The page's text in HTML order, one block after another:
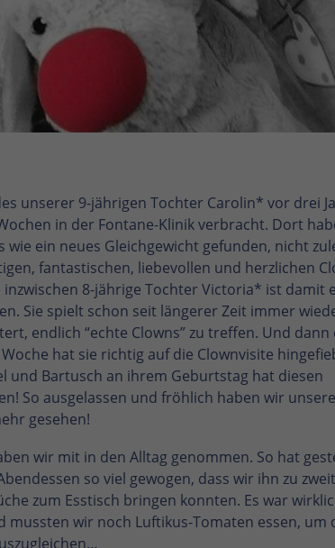
unserer 9-jährigen Tochter Carolin* vor drei
in der Fontane-Klinik verbracht. Dort
wie ein neues Gleichgewicht gefunden, nicht
fantastischen, liebevollen und herzlichen
8-jährige Tochter Victoria* ist damit
Sie spielt schon seit längerer Zeit immer
endlich “echte Clowns” zu treffen. Und
hat sie richtig auf die Clownvisite
und Bartusch an ihrem Geburtstag hat diesen
So ausgelassen und fröhlich haben wir
gesehen!
wir mit in den Alltag genommen. So hat
so viel gewogen, dass wir ihn zu
zum Esstisch bringen konnten. Es war
mussten wir noch Luftikus-Tomaten essen, um